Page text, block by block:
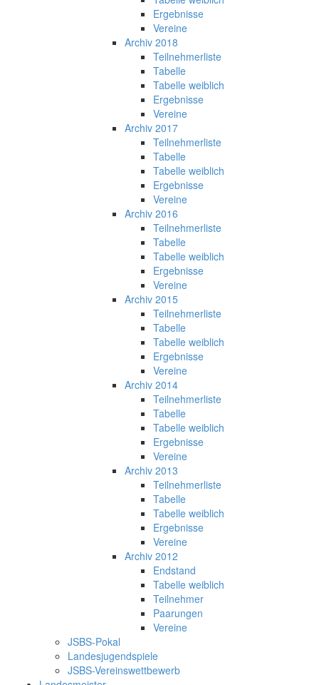
Ergebnisse
Vereine
Archiv 2018
Teilnehmerliste
Tabelle
Tabelle weiblich
Ergebnisse
Vereine
Archiv 2017
Teilnehmerliste
Tabelle
Tabelle weiblich
Ergebnisse
Vereine
Archiv 2016
Teilnehmerliste
Tabelle
Tabelle weiblich
Ergebnisse
Vereine
Archiv 2015
Teilnehmerliste
Tabelle
Tabelle weiblich
Ergebnisse
Vereine
Archiv 2014
Teilnehmerliste
Tabelle
Tabelle weiblich
Ergebnisse
Vereine
Archiv 2013
Teilnehmerliste
Tabelle
Tabelle weiblich
Ergebnisse
Vereine
Archiv 2012
Endstand
Tabelle weiblich
Teilnehmer
Paarungen
Vereine
JSBS-Pokal
Landesjugendspiele
JSBS-Vereinswettbewerb